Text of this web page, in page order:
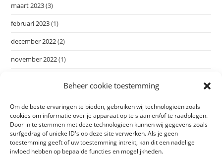
Beheer cookie toestemming
Om de beste ervaringen te bieden, gebruiken wij technologieën zoals
cookies om informatie over je apparaat op te slaan en/of te raadplegen.
Door in te stemmen met deze technologieën kunnen wij gegevens zoals
surfgedrag of unieke ID's op deze site verwerken. Als je geen
toestemming geeft of uw toestemming intrekt, kan dit een nadelige
invloed hebben op bepaalde functies en mogelijkheden.
maart 2023(3)
februari 2023(1)
december 2022(2)
november 2022(1)
augustus 2022
juli 2022
juni 2022
(1)